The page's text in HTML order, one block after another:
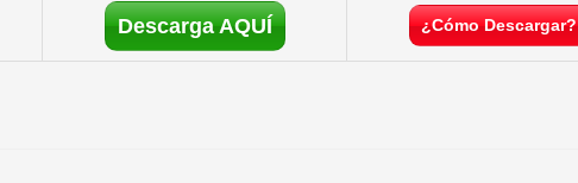
Descarga AQUÍ ¿Cómo Descargar?